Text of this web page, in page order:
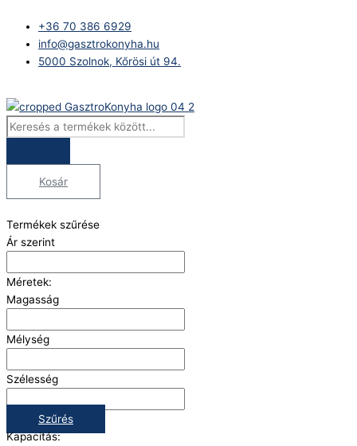
content
+36 70 386 6929
info@gasztrokonyha.hu
5000 Szolnok, Kőrösi út 94.
search
Kosár
Termékek szűrése
Ár szerint
Méretek:
Magasság
Mélység
Szélesség
Szűrés
Kapacitás: